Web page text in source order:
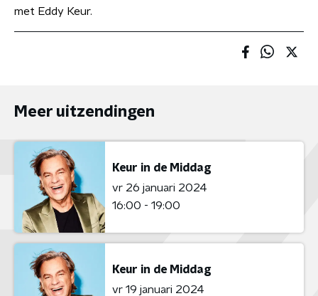
met Eddy Keur.
Meer uitzendingen
Keur in de Middag
vr 26 januari 2024
16:00 - 19:00
Keur in de Middag
vr 19 januari 2024